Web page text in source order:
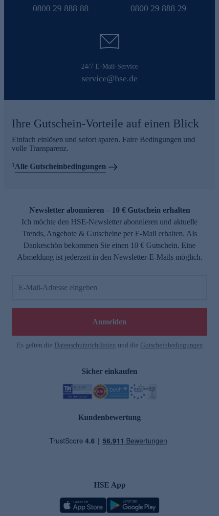
0800 29 888 88 0800 29 888 29
24/7 E-Mail-Service
service@hse.de
Ihre Gutschein-Vorteile auf einen Blick
Einfach einlösen und sofort sparen. Faire Bedingungen und
volle Transparenz.
1 Alle Gutscheinbedingungen
Newsletter abonnieren – 10 € Gutschein erhalten
Ich möchte den HSE-Newsletter abonnieren und aktuelle
Trends, Angebote & Gutscheine per E-Mail erhalten. Als
Dankeschön bekommen Sie einen 10 € Gutschein. Eine
Abmeldung ist jederzeit in den Newsletter-E-Mails möglich.
E-Mail-Adresse eingeben
Anmelden
Es gelten die Datenschutzrichtlinien und die Gutscheinbedingungen
Sicher einkaufen
Kundenbewertung
HSE App